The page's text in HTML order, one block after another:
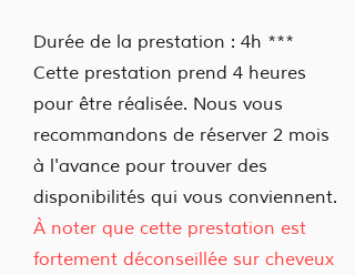
Durée de la prestation : 4h ***
Cette prestation prend 4 heures
pour être réalisée. Nous vous
recommandons de réserver 2 mois
à l'avance pour trouver des
disponibilités qui vous conviennent.
À noter que cette prestation est
fortement déconseillée sur cheveux